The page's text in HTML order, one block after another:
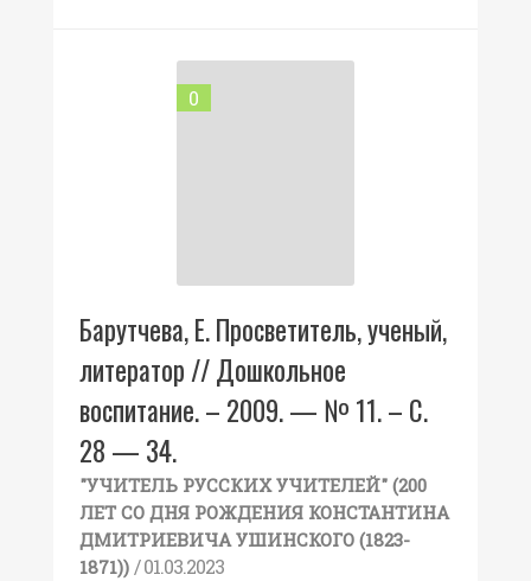
0
Барутчева, Е. Просветитель, ученый,
литератор // Дошкольное
воспитание. – 2009. — № 11. – С.
28 — 34.
"УЧИТЕЛЬ РУССКИХ УЧИТЕЛЕЙ" (200
ЛЕТ СО ДНЯ РОЖДЕНИЯ КОНСТАНТИНА
ДМИТРИЕВИЧА УШИНСКОГО (1823-
1871)) / 01.03.2023